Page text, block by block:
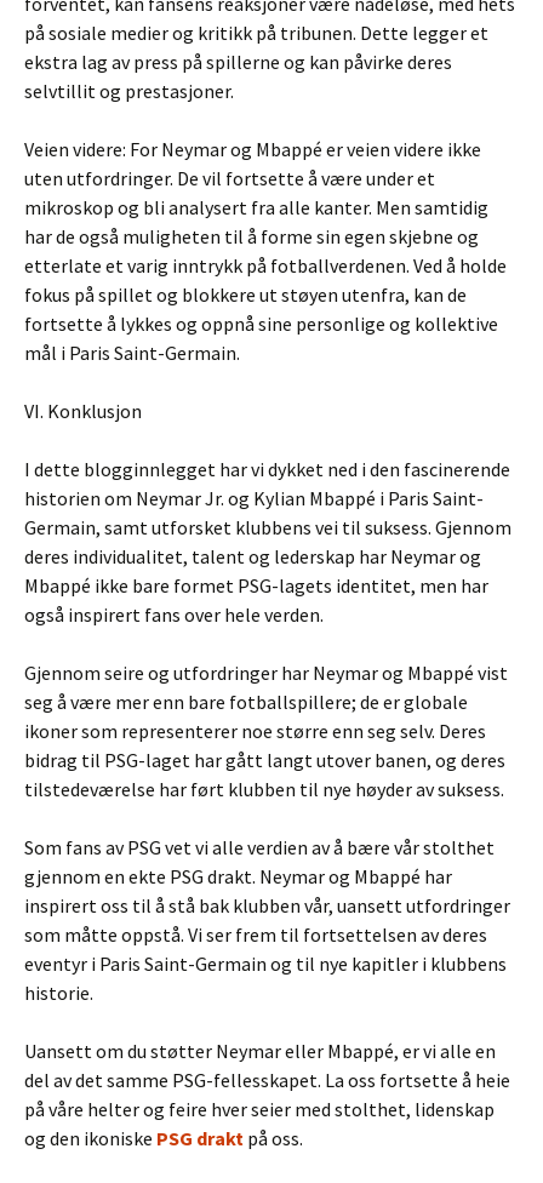
på sosiale medier og kritikk på tribunen. Dette legger et
ekstra lag av press på spillerne og kan påvirke deres
selvtillit og prestasjoner.
Veien videre: For Neymar og Mbappé er veien videre ikke
uten utfordringer. De vil fortsette å være under et
mikroskop og bli analysert fra alle kanter. Men samtidig
har de også muligheten til å forme sin egen skjebne og
etterlate et varig inntrykk på fotballverdenen. Ved å holde
fokus på spillet og blokkere ut støyen utenfra, kan de
fortsette å lykkes og oppnå sine personlige og kollektive
mål i Paris Saint-Germain.
VI. Konklusjon
I dette blogginnlegget har vi dykket ned i den fascinerende
historien om Neymar Jr. og Kylian Mbappé i Paris Saint-
Germain, samt utforsket klubbens vei til suksess. Gjennom
deres individualitet, talent og lederskap har Neymar og
Mbappé ikke bare formet PSG-lagets identitet, men har
også inspirert fans over hele verden.
Gjennom seire og utfordringer har Neymar og Mbappé vist
seg å være mer enn bare fotballspillere; de er globale
ikoner som representerer noe større enn seg selv. Deres
bidrag til PSG-laget har gått langt utover banen, og deres
tilstedeværelse har ført klubben til nye høyder av suksess.
Som fans av PSG vet vi alle verdien av å bære vår stolthet
gjennom en ekte PSG drakt. Neymar og Mbappé har
inspirert oss til å stå bak klubben vår, uansett utfordringer
som måtte oppstå. Vi ser frem til fortsettelsen av deres
eventyr i Paris Saint-Germain og til nye kapitler i klubbens
historie.
Uansett om du støtter Neymar eller Mbappé, er vi alle en
del av det samme PSG-fellesskapet. La oss fortsette å heie
på våre helter og feire hver seier med stolthet, lidenskap
og den ikoniske PSG drakt på oss.